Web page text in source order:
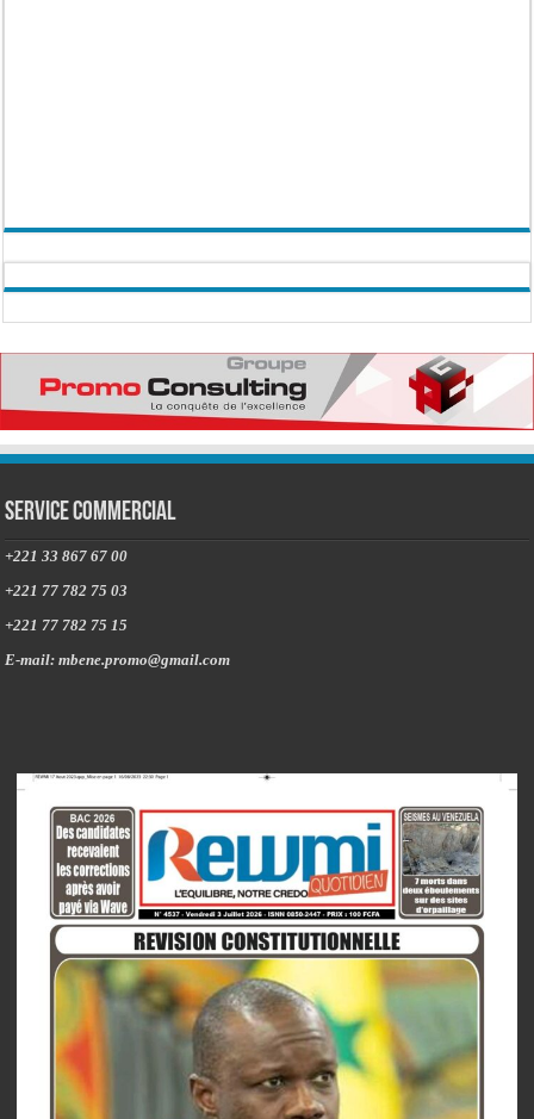
Service commercial
+221 33 867 67 00
+221 77 782 75 03
+221 77 782 75 15
E-mail: mbene.promo@gmail.com